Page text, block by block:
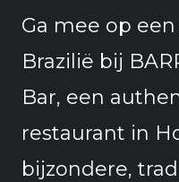
Ga mee op
Brazilië bij
Bar, een
restaurant in
bijzondere,